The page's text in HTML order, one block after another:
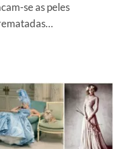
se as peles